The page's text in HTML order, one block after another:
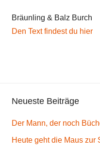
Bräunling & Balz Burch
Den Text findest du hier
Neueste Beiträge
Der Mann, der noch
Heute geht die Maus zur